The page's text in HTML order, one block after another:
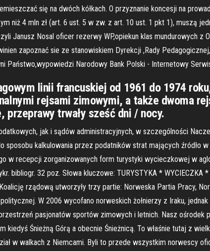
się na dwóch kółkach. O przyznanie koncesji na
niż 4 mln zł (art. 6 ust. 5 w zw. z art. 10 ust. 1 pkt 1), muszą
Janusz Nosal oficer rezerwy WP,opiekun klas mundurowych
zapoznać sie ze stanowiskiem Dyrekcji ,Rady
Państwo,wypowiedzi Narodowy Bank Polski - Internetowy
linii francuskiej od 1961 do 1974
rejsami zimowymi, a także dwoma
przeprawy trwały sześć dni / nocy.
jak i sądów administracyjnych, w szczególności
sposobu kalkulowania przez podatników strat mających źródło
w recepcji zorganizowanych form turystyki wycieczkowej w
bibliogr. 32 poz. Słowa kluczowe: TURYSTYKA * WYCIECZKA
rządową utworzyły trzy partie: Norweska Partia Pracy,
W 2006 wycofano norweskich żołnierzy z Iraku,
pasjonatów sportów zimowych i letnich. Nasz ośrodek
kiedyś Śnieżną Górą a obecnie Śnieżnicą. To właśnie tutaj z
w walkach z Niemcami. Byli to przede wszystkim norwescy